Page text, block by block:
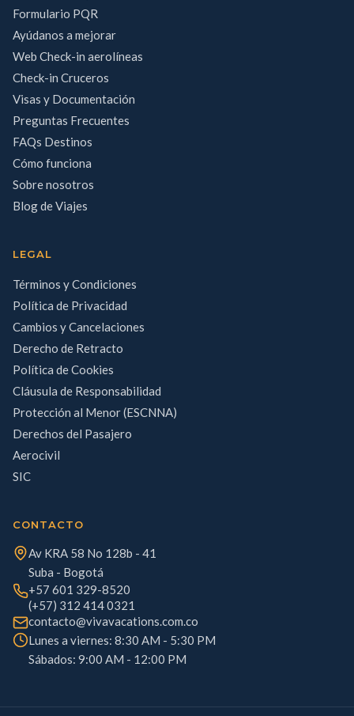
Formulario PQR
Ayúdanos a mejorar
Web Check-in aerolíneas
Check-in Cruceros
Visas y Documentación
Preguntas Frecuentes
FAQs Destinos
Cómo funciona
Sobre nosotros
Blog de Viajes
LEGAL
Términos y Condiciones
Política de Privacidad
Cambios y Cancelaciones
Derecho de Retracto
Política de Cookies
Cláusula de Responsabilidad
Protección al Menor (ESCNNA)
Derechos del Pasajero
Aerocivil
SIC
CONTACTO
Av KRA 58 No 128b - 41
Suba - Bogotá
+57 601 329-8520
(+57) 312 414 0321
contacto@vivavacations.com.co
Lunes a viernes: 8:30 AM - 5:30 PM
Sábados: 9:00 AM - 12:00 PM